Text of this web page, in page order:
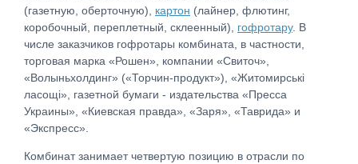
(газетную, оберточную), картон (лайнер, флютинг,
коробочный, переплетный, склеенный), гофротару. В
числе заказчиков гофротары комбината, в частности,
торговая марка «Рошен», компании «Свиточ»,
«Волыньхолдинг» («Торчин-продукт»), «Житомирські
ласощі», газетной бумаги - издательства «Пресса
Украины», «Киевская правда», «Заря», «Таврида» и
«Экспресс».
Комбинат занимает четвертую позицию в отрасли по